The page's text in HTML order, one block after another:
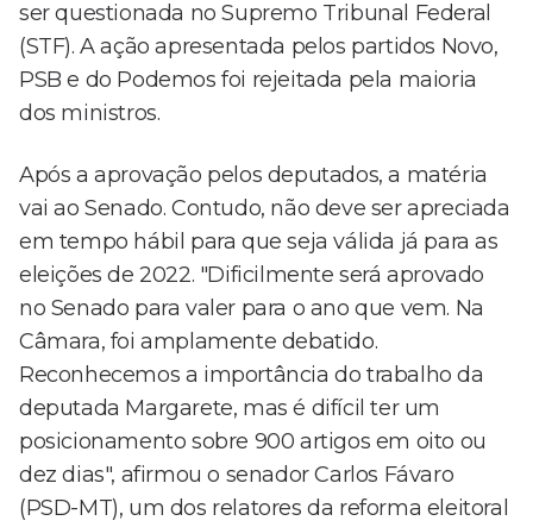
ser questionada no Supremo Tribunal Federal
(STF). A ação apresentada pelos partidos Novo,
PSB e do Podemos foi rejeitada pela maioria
dos ministros.
Após a aprovação pelos deputados, a matéria
vai ao Senado. Contudo, não deve ser apreciada
em tempo hábil para que seja válida já para as
eleições de 2022. "Dificilmente será aprovado
no Senado para valer para o ano que vem. Na
Câmara, foi amplamente debatido.
Reconhecemos a importância do trabalho da
deputada Margarete, mas é difícil ter um
posicionamento sobre 900 artigos em oito ou
dez dias", afirmou o senador Carlos Fávaro
(PSD-MT), um dos relatores da reforma eleitoral